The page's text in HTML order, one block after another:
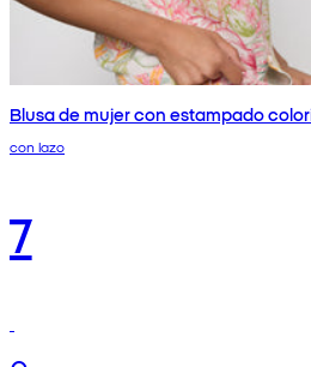
Blusa de mujer con estampado
con lazo
7